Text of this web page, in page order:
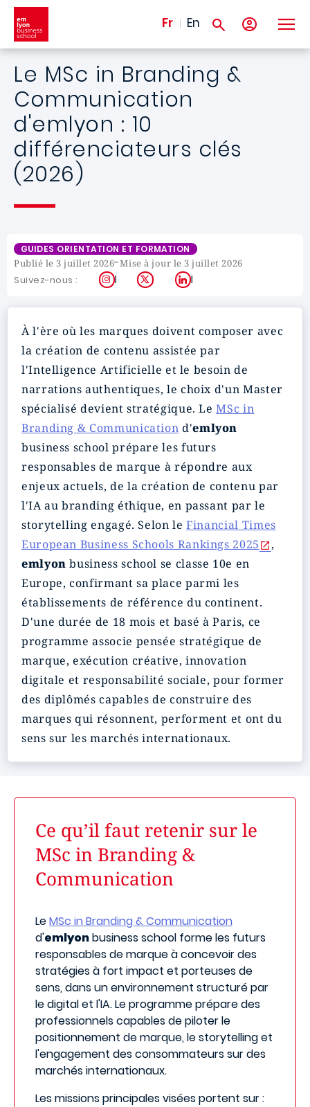
Aller au contenu principal
Fr En
Le MSc in Branding &
Communication
d'emlyon : 10
différenciateurs clés
(2026)
GUIDES ORIENTATION ET FORMATION
Publié le 3 juillet 2026-Mise à jour le 3 juillet 2026
Suivez-nous : Instagram
X LinkedIn
À l'ère où les marques doivent composer avec
la création de contenu assistée par
l'Intelligence Artificielle et le besoin de
narrations authentiques, le choix d'un Master
spécialisé devient stratégique. LeMSc in
Branding & Communication d'emlyon
business school prépare les futurs
responsables de marque à répondre aux
enjeux actuels, de la création de contenu par
l'IA au branding éthique, en passant par le
storytelling engagé. Selon leFinancial Times
European Business Schools Rankings 2025
,
emlyonbusiness school se classe 10e en
Europe, confirmant sa place parmi les
établissements de référence du continent.
D'une durée de 18 mois et basé à Paris, ce
programme associe pensée stratégique de
marque, exécution créative, innovation
digitale et responsabilité sociale, pour former
des diplômés capables de construire des
marques qui résonnent, performent et ont du
sens sur les marchés internationaux.
Ce qu’il faut retenir sur le
MSc in Branding &
Communication
LeMSc in Branding & Communication
d'emlyonbusiness school forme les futurs
responsables de marque à concevoir des
stratégies à fort impact et porteuses de
sens, dans un environnement structuré par
le digital et l'IA. Le programme prépare des
professionnels capables de piloter le
positionnement de marque, le storytelling et
l'engagement des consommateurs sur des
marchés internationaux.
Les missions principales visées portent sur :